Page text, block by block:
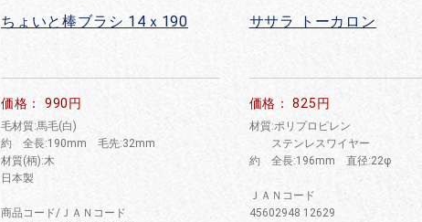
ちょいと棒ブラシ 14ｘ190
価格： 990円
毛材質:馬毛(白)
約 全長:190mm 毛先:32mm
材質(柄):木
日本製
商品コード/ＪＡＮコード
ササラ トーカロン
価格： 825円
材質:ポリプロピレン
ステンレスワイヤー
約 全長:196mm 直径:22φ
ＪＡＮコード
45602948 12629